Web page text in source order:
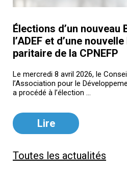
Élections d’un nouveau
l’ADEF et d’une
paritaire de la CPNEFP
Le mercredi 8 avril 2026, le
l’Association pour le
a procédé à l’élection ...
Lire
Toutes les actualités